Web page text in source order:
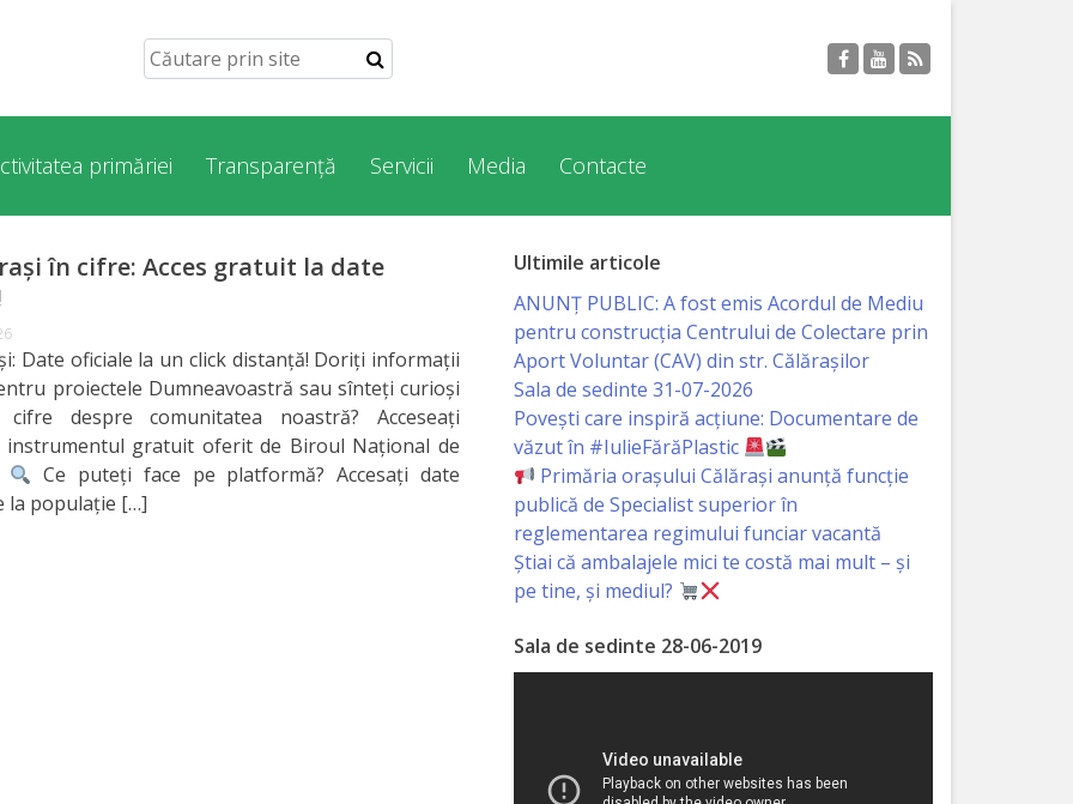
primăriei Transparență Servicii Media Contacte
în cifre: Acces gratuit la date
Date oficiale la un click distanță! Doriți informații
proiectele Dumneavoastră sau sînteți curioși
despre comunitatea noastră? Acceseați
instrumentul gratuit oferit de Biroul Național de
Ce puteți face pe platformă? Accesați date
la populație […]
Ultimile articole
ANUNȚ PUBLIC: A fost emis Acordul de Mediu
pentru construcția Centrului de Colectare prin
Aport Voluntar (CAV) din str. Călărașilor
Sala de sedinte 31-07-2026
Povești care inspiră acțiune: Documentare de
văzut în #IulieFărăPlastic
Primăria orașului Călărași anunță funcție
publică de Specialist superior în
reglementarea regimului funciar vacantă
Știai că ambalajele mici te costă mai mult – și
pe tine, și mediul?
Sala de sedinte 28-06-2019